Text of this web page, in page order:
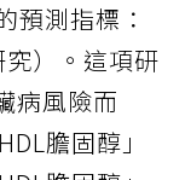
預測指標：
）。這項研
病風險而
膽固醇」